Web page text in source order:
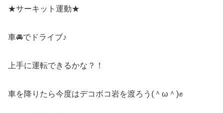
★サーキット運動★
車🚘でドライブ♪
上手に運転できるかな？！
車を降りたら今度はデコボコ岩を渡ろう(＾ω＾)✊